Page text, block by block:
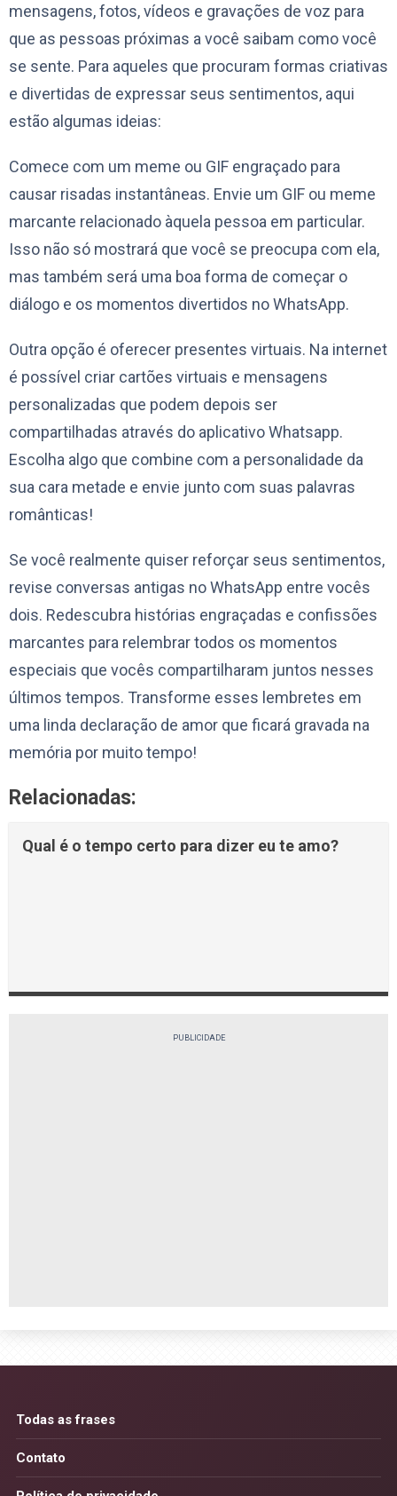
mensagens, fotos, vídeos e gravações de voz para
que as pessoas próximas a você saibam como você
se sente. Para aqueles que procuram formas criativas
e divertidas de expressar seus sentimentos, aqui
estão algumas ideias:
Comece com um meme ou GIF engraçado para
causar risadas instantâneas. Envie um GIF ou meme
marcante relacionado àquela pessoa em particular.
Isso não só mostrará que você se preocupa com ela,
mas também será uma boa forma de começar o
diálogo e os momentos divertidos no WhatsApp.
Outra opção é oferecer presentes virtuais. Na internet
é possível criar cartões virtuais e mensagens
personalizadas que podem depois ser
compartilhadas através do aplicativo Whatsapp.
Escolha algo que combine com a personalidade da
sua cara metade e envie junto com suas palavras
românticas!
Se você realmente quiser reforçar seus sentimentos,
revise conversas antigas no WhatsApp entre vocês
dois. Redescubra histórias engraçadas e confissões
marcantes para relembrar todos os momentos
especiais que vocês compartilharam juntos nesses
últimos tempos. Transforme esses lembretes em
uma linda declaração de amor que ficará gravada na
memória por muito tempo!
Relacionadas:
Qual é o tempo certo para dizer eu te amo?
PUBLICIDADE
Todas as frases
Contato